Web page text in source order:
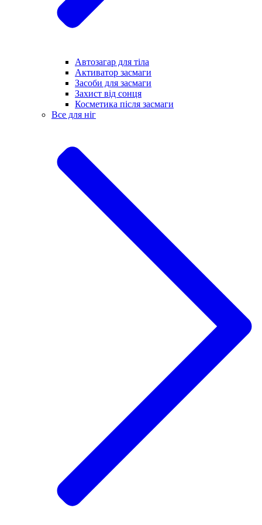
Автозагар для тіла
Активатор засмаги
Засоби для засмаги
Захист від сонця
Косметика після засмаги
Все для ніг